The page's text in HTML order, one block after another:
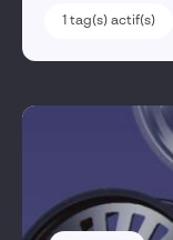
1 tag(s) actif(s)
1 tag(s) actif(s)
Dassault
Visiativ
Visiativ